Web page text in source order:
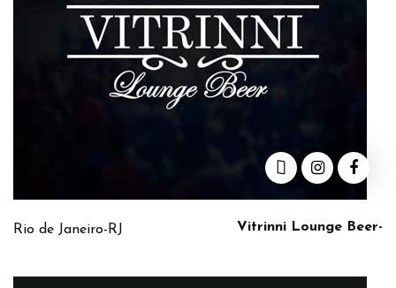
Vitrinni Lounge Beer-
Rio de Janeiro-RJ